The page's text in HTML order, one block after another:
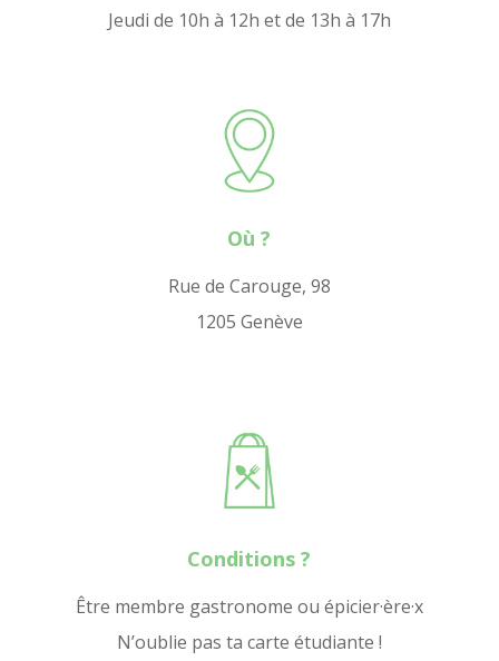
Jeudi de 10h à 12h et de 13h à 17h
Où ?
Rue de Carouge, 98
1205 Genève
Conditions ?
Être membre gastronome ou épicier·ère·x
N’oublie pas ta carte étudiante !